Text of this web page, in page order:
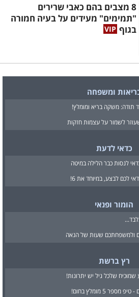
8 מצבים בהם כאבי שרירים
"תמימים" מעידים על בעיה חמורה
בגוף
ומשפחה
תודה: משקה בריא ומומלץ!
לשמור על עצמות חזקות
כדאי לדעת
הומור ופנאי
ולמשפחתכם שעות של הנאה
רץ ברשת